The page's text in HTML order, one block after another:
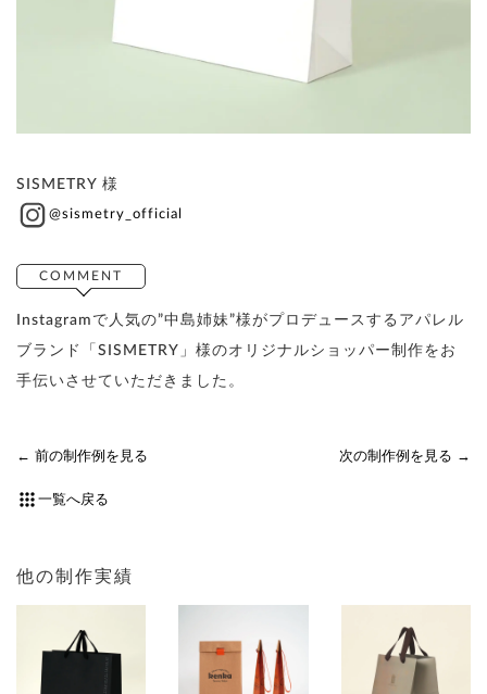
SISMETRY 様
@sismetry_official
COMMENT
Instagramで人気の”中島姉妹”様がプロデュースするアパレル
ブランド「SISMETRY」様のオリジナルショッパー制作をお
手伝いさせていただきました。
前の制作例を見る 次の制作例を見る
一覧へ戻る
他の制作実績